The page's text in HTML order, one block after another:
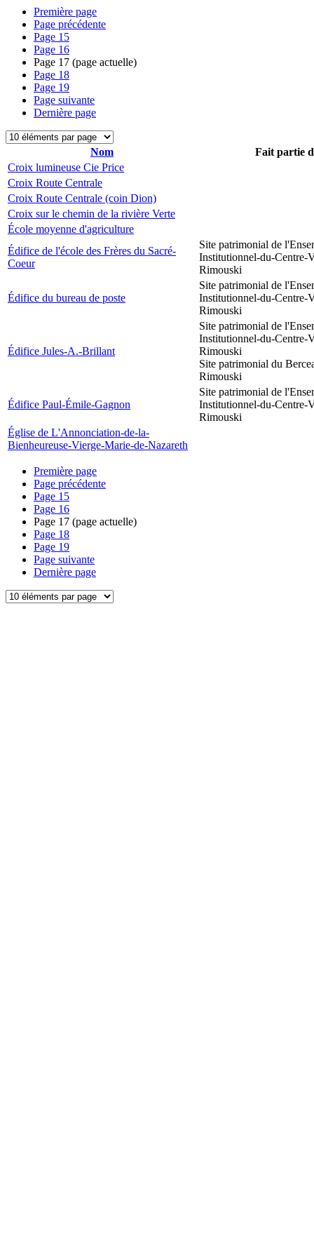
Première page
Page précédente
Page 15
Page 16
Page 17 (page actuelle)
Page 18
Page 19
Page suivante
Dernière page
Nom
Fait partie
Croix lumineuse Cie Price
Croix Route Centrale
Croix Route Centrale (coin Dion)
Croix sur le chemin de la rivière Verte
École moyenne d'agriculture
Édifice de l'école des Frères du Sacré-
Coeur
Site patrimonial de
Institutionnel-du-Centre-
Rimouski
Édifice du bureau de poste
Site patrimonial de
Institutionnel-du-Centre-
Rimouski
Édifice Jules-A.-Brillant
Site patrimonial de
Institutionnel-du-Centre-
Rimouski
Site patrimonial du
Rimouski
Édifice Paul-Émile-Gagnon
Site patrimonial de
Institutionnel-du-Centre-
Rimouski
Église de L'Annonciation-de-la-
Bienheureuse-Vierge-Marie-de-Nazareth
Première page
Page précédente
Page 15
Page 16
Page 17 (page actuelle)
Page 18
Page 19
Page suivante
Dernière page